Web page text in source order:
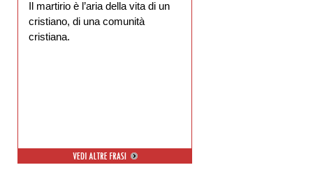
Il martirio è l’aria della vita di un
cristiano, di una comunità
cristiana.